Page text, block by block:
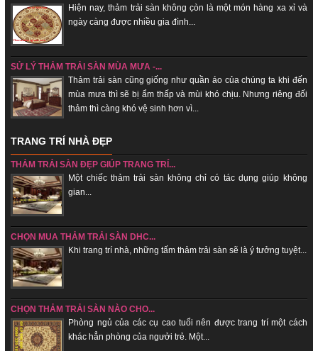
Hiện nay, thảm trải sàn không c̣òn là một món hàng xa xỉ và
ngày càng được nhiều gia đình...
SỬ LÝ THẢM TRẢI SÀN MÙA MƯA -...
Thảm trải sàn cũng giống như quần áo của chúng ta khi đến
mùa mưa thì sẽ bị ẩm thấp và mùi khó chịu. Nhưng riêng đối
thảm thì càng khó vệ sinh hơn vì...
TRANG TRÍ NHÀ ĐẸP
THẢM TRẢI SÀN ĐẸP GIÚP TRANG TRÍ...
Một chiếc thảm trải sàn không chỉ có tác dụng giúp không
gian...
CHỌN MUA THẢM TRẢI SÀN DHC...
Khi trang trí nhà, những tấm thảm trải sàn sẽ là ý tưởng tuyệt...
CHỌN THẢM TRẢI SÀN NÀO CHO...
Phòng ngủ của các cụ cao tuổi nên được trang trí một cách
khác hẳn phòng của ngưởi trẻ. Một...